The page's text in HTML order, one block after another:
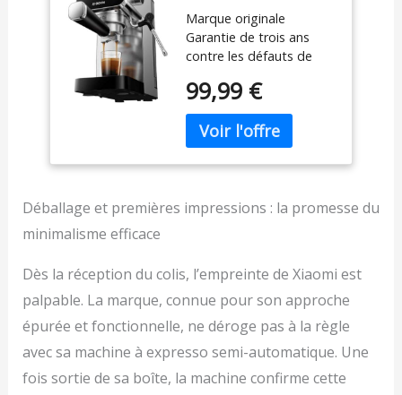
Espresso Machine-
1350W- 20 Bares
Marque originale
Garantie de trois ans
contre les défauts de
99,99 €
Déballage et premières impressions : la promesse du
minimalisme efficace
Dès la réception du colis, l’empreinte de Xiaomi est
palpable. La marque, connue pour son approche
épurée et fonctionnelle, ne déroge pas à la règle
avec sa machine à expresso semi-automatique. Une
fois sortie de sa boîte, la machine confirme cette